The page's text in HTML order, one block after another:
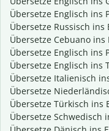
Übersetze Englisch ins
Übersetze Russisch ins
Übersetze Cebuano ins
Übersetze Englisch ins
Übersetze Englisch ins
Übersetze Italienisch
Übersetze
Übersetze Türkisch ins
Übersetze Schwedisch